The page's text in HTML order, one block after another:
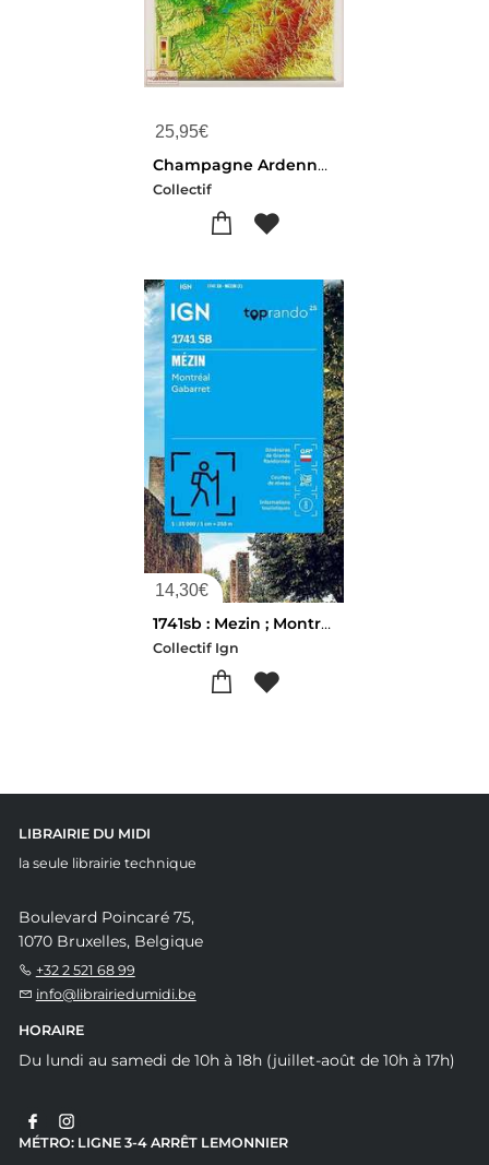
25,95€
Champagne Ardennes 42,6 X 31,6 Cm
Collectif
14,30€
1741sb : Mezin ; Montreal, Gabarret (2e Edition)
Collectif Ign
LIBRAIRIE DU MIDI
la seule librairie technique
Boulevard Poincaré 75,
1070 Bruxelles, Belgique
+32 2 521 68 99
info@librairiedumidi.be
HORAIRE
Du lundi au samedi de 10h à 18h (juillet-août de 10h à 17h)
MÉTRO: LIGNE 3-4 ARRÊT LEMONNIER